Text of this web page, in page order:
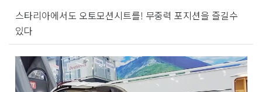
스타리아에서도 오토모션시트를! 무중력 포지션을 즐길수
있다